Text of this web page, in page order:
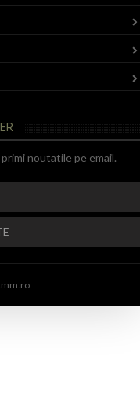
noutatile pe email.